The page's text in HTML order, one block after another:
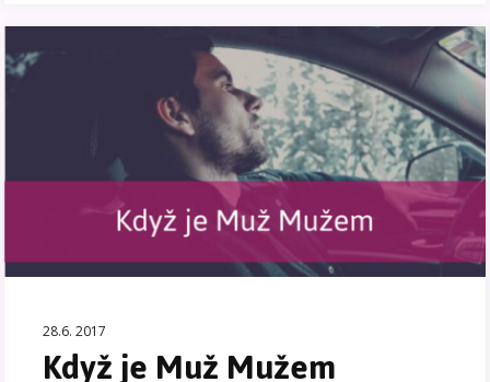
28.6. 2017
Když je Muž Mužem